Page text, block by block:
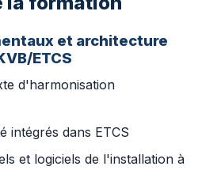
et architecture
ETCS
d'harmonisation
intégrés dans ETCS
et logiciels de l'installation à